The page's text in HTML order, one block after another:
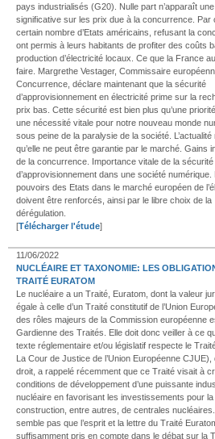
pays industrialisés (G20). Nulle part n’apparaît
significative sur les prix due à la concurrence. Par
certain nombre d’Etats américains, refusant la
ont permis à leurs habitants de profiter des coûts
production d’électricité locaux. Ce que la France
faire. Margrethe Vestager, Commissaire
Concurrence, déclare maintenant que la sécurité
d’approvisionnement en électricité prime sur la
prix bas. Cette sécurité est bien plus qu’une
une nécessité vitale pour notre nouveau monde
sous peine de la paralysie de la société. L’actualité
qu’elle ne peut être garantie par le marché. Gains
de la concurrence. Importance vitale de la sécurité
d’approvisionnement dans une société numérique.
pouvoirs des Etats dans le marché européen de
doivent être renforcés, ainsi par le libre choix de la
dérégulation.
[Télécharger l'étude]
11/06/2022
NUCLÉAIRE ET TAXONOMIE: LES
TRAITÉ EURATOM
Le nucléaire a un Traité, Euratom, dont la valeur
égale à celle d’un Traité constitutif de l’Union
des rôles majeurs de la Commission européenne
Gardienne des Traités. Elle doit donc veiller à ce
texte réglementaire et/ou législatif respecte le
La Cour de Justice de l’Union Européenne CJUE),
droit, a rappelé récemment que ce Traité visait à
conditions de développement d’une puissante
nucléaire en favorisant les investissements pour la
construction, entre autres, de centrales
semble pas que l’esprit et la lettre du Traité
suffisamment pris en compte dans le débat sur la